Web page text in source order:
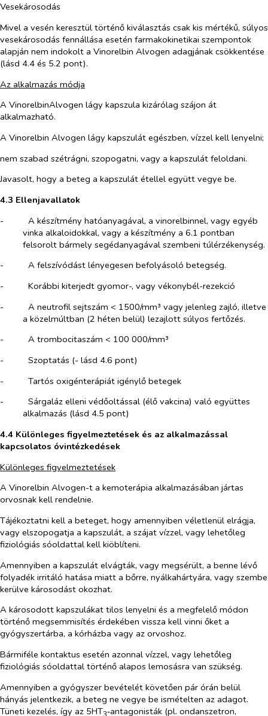
Vesekárosodás
Mivel a vesén keresztül történő kiválasztás csak kis mértékű, súlyos
vesekárosodás fennállása esetén farmakokinetikai szempontok
alapján nem indokolt a Vinorelbin Alvogen adagjának csökkentése
(lásd 4.4 és 5.2 pont).
Az alkalmazás módja
A VinorelbinAlvogen lágy kapszula kizárólag szájon át
alkalmazható.
A Vinorelbin Alvogen lágy kapszulát egészben, vízzel kell lenyelni;
nem szabad szétrágni, szopogatni, vagy a kapszulát feloldani.
Javasolt, hogy a beteg a kapszulát étellel együtt vegye be.
4.3 Ellenjavallatok
-​
A készítmény hatóanyagával, a vinorelbinnel, vagy egyéb
vinka alkaloidokkal, vagy a készítmény a 6.1 pontban
felsorolt bármely segédanyagával szembeni túlérzékenység.
-​
A felszívódást lényegesen befolyásoló betegség.
-​
Korábbi kiterjedt gyomor-, vagy vékonybél-rezekció
-​
A neutrofil sejtszám < 1500/mm³ vagy jelenleg zajló, illetve
a közelmúltban (2 héten belül) lezajlott súlyos fertőzés.
-​
A trombocitaszám < 100 000/mm³
-​
Szoptatás (- lásd 4.6 pont)
-​
Tartós oxigénterápiát igénylő betegek
-​
Sárgaláz elleni védőoltással (élő vakcina) való együttes
alkalmazás (lásd 4.5 pont)
4.4 Különleges figyelmeztetések és az alkalmazással
kapcsolatos óvintézkedések
Különleges figyelmeztetések
A Vinorelbin Alvogen-t a kemoterápia alkalmazásában jártas
orvosnak kell rendelnie.
Tájékoztatni kell a beteget, hogy amennyiben véletlenül elrágja,
vagy elszopogatja a kapszulát, a szájat vízzel, vagy lehetőleg
fiziológiás sóoldattal kell kiöblíteni.
Amennyiben a kapszulát elvágták, vagy megsérült, a benne lévő
folyadék irritáló hatása miatt a bőrre, nyálkahártyára, vagy szembe
kerülve károsodást okozhat.
A károsodott kapszulákat tilos lenyelni és a megfelelő módon
történő megsemmisítés érdekében vissza kell vinni őket a
gyógyszertárba, a kórházba vagy az orvoshoz.
Bármiféle kontaktus esetén azonnal vízzel, vagy lehetőleg
fiziológiás sóoldattal történő alapos lemosásra van szükség.
Amennyiben a gyógyszer bevételét követően pár órán belül
hányás jelentkezik, a beteg ne vegye be ismételten az adagot.
Tüneti kezelés, így az 5HT3‑antagonisták (pl. ondanszetron,